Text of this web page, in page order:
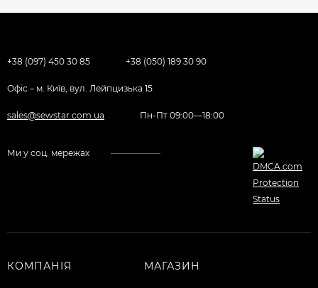
+38 (097) 450 30 85 +38 (050) 189 30 90
Офіс – м. Київ, вул. Лейпцизька 15
sales@sewstar.com.ua Пн-Пт 09:00—18:00
Ми у соц. мережах
КОМПАНІЯ МАГАЗИН